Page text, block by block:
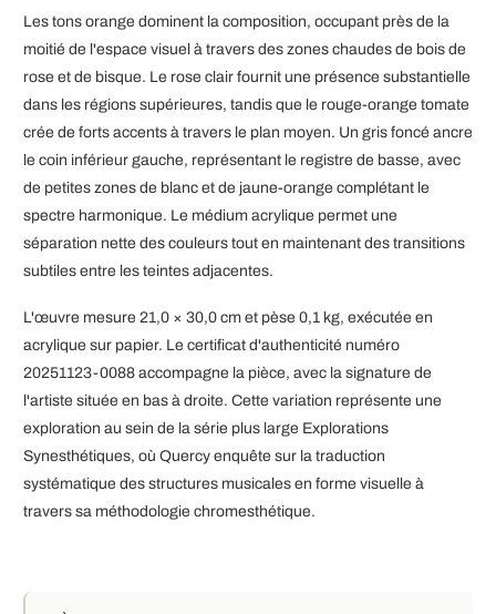
Les tons orange dominent la composition, occupant près de la
moitié de l'espace visuel à travers des zones chaudes de bois de
rose et de bisque. Le rose clair fournit une présence substantielle
dans les régions supérieures, tandis que le rouge-orange tomate
crée de forts accents à travers le plan moyen. Un gris foncé ancre
le coin inférieur gauche, représentant le registre de basse, avec
de petites zones de blanc et de jaune-orange complétant le
spectre harmonique. Le médium acrylique permet une
séparation nette des couleurs tout en maintenant des transitions
subtiles entre les teintes adjacentes.
L'œuvre mesure 21,0 × 30,0 cm et pèse 0,1 kg, exécutée en
acrylique sur papier. Le certificat d'authenticité numéro
20251123-0088 accompagne la pièce, avec la signature de
l'artiste située en bas à droite. Cette variation représente une
exploration au sein de la série plus large Explorations
Synesthétiques, où Quercy enquête sur la traduction
systématique des structures musicales en forme visuelle à
travers sa méthodologie chromesthétique.